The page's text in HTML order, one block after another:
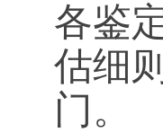
各鉴
估细
门。